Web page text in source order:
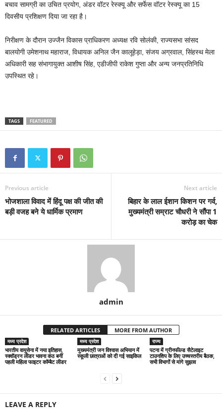
बचाव सामग्री का उचित प्रयोग, अंडर वॉटर रेस्क्यू और सर्फेस वॉटर रेस्क्यू का 15
दिवसीय प्रशिक्षण दिया जा रहा है।
निरीक्षण के दौरान उज्जैन विकास प्राधिकरण अध्यक्ष रवि सोलंकी, राज्यसभा सांसद
बालयोगी उमेशनाथ महाराज, विधायक अनिल जैन कालूहेड़ा, संजय अग्रवाल, सिंहस्थ मेला
अधिकारी सह संभागायुक्त आशीष सिंह, एडीजीपी राकेश गुप्ता और अन्य जनप्रतिनिधि
उपस्थित रहे।
TAGS FEATURED
Previous article
भोजशाला विवाद में हिंदू पक्ष की जीत की
बड़ी वजह बने ये धार्मिक प्रमाण
Next article
बिहार के लाल ईशान किशन पर गर्व,
मुख्यमंत्री सम्राट चौधरी ने सौंपा 1
करोड़ का चेक
admin
RELATED ARTICLES MORE FROM AUTHOR
मध्य प्रदेश
भारतीय वायुसेना में नया इतिहास,
स्क्वॉड्रन लीडर भावना कंठ बनीं
पहली महिला फाइटर कॉम्बैट लीडर
मध्य प्रदेश
मुख्यमंत्री जन विश्वास अभियान में
स्कूली छात्राओं को दी गई साइकिल
राज्य
पटना में ग्रीनफील्ड सैटेलाइट
टाउनशिप के लिए उच्चस्तरीय बैठक,
सभी विभागों से मांगे सुझाव
LEAVE A REPLY